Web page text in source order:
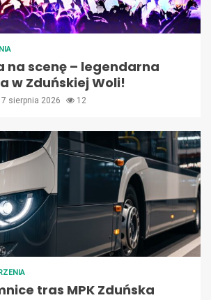
na scenę – legendarna
w Zduńskiej Woli!
7 sierpnia 2026 12
tras MPK Zduńska